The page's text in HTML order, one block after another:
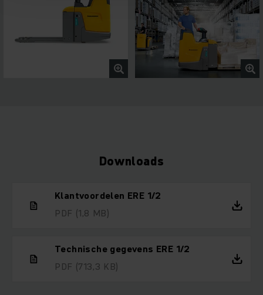
Downloads
Klantvoordelen ERE 1/2
PDF (1,8 MB)
Technische gegevens ERE 1/2
PDF (713,3 KB)